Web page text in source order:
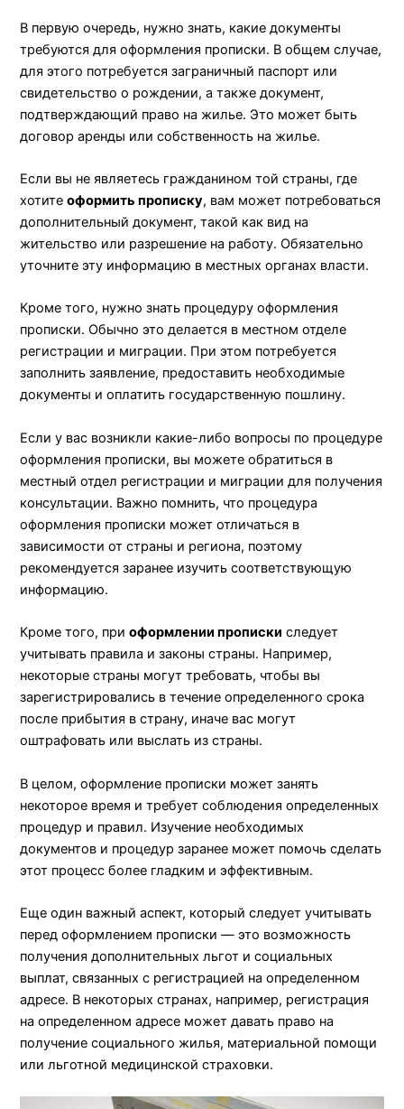
В первую очередь, нужно знать, какие документы
требуются для оформления прописки. В общем случае,
для этого потребуется заграничный паспорт или
свидетельство о рождении, а также документ,
подтверждающий право на жилье. Это может быть
договор аренды или собственность на жилье.
Если вы не являетесь гражданином той страны, где
хотитеоформить прописку, вам может потребоваться
дополнительный документ, такой как вид на
жительство или разрешение на работу. Обязательно
уточните эту информацию в местных органах власти.
Кроме того, нужно знать процедуру оформления
прописки. Обычно это делается в местном отделе
регистрации и миграции. При этом потребуется
заполнить заявление, предоставить необходимые
документы и оплатить государственную пошлину.
Если у вас возникли какие-либо вопросы по процедуре
оформления прописки, вы можете обратиться в
местный отдел регистрации и миграции для получения
консультации. Важно помнить, что процедура
оформления прописки может отличаться в
зависимости от страны и региона, поэтому
рекомендуется заранее изучить соответствующую
информацию.
Кроме того, приоформлении прописки следует
учитывать правила и законы страны. Например,
некоторые страны могут требовать, чтобы вы
зарегистрировались в течение определенного срока
после прибытия в страну, иначе вас могут
оштрафовать или выслать из страны.
В целом, оформление прописки может занять
некоторое время и требует соблюдения определенных
процедур и правил. Изучение необходимых
документов и процедур заранее может помочь сделать
этот процесс более гладким и эффективным.
Еще один важный аспект, который следует учитывать
перед оформлением прописки — это возможность
получения дополнительных льгот и социальных
выплат, связанных с регистрацией на определенном
адресе. В некоторых странах, например, регистрация
на определенном адресе может давать право на
получение социального жилья, материальной помощи
или льготной медицинской страховки.